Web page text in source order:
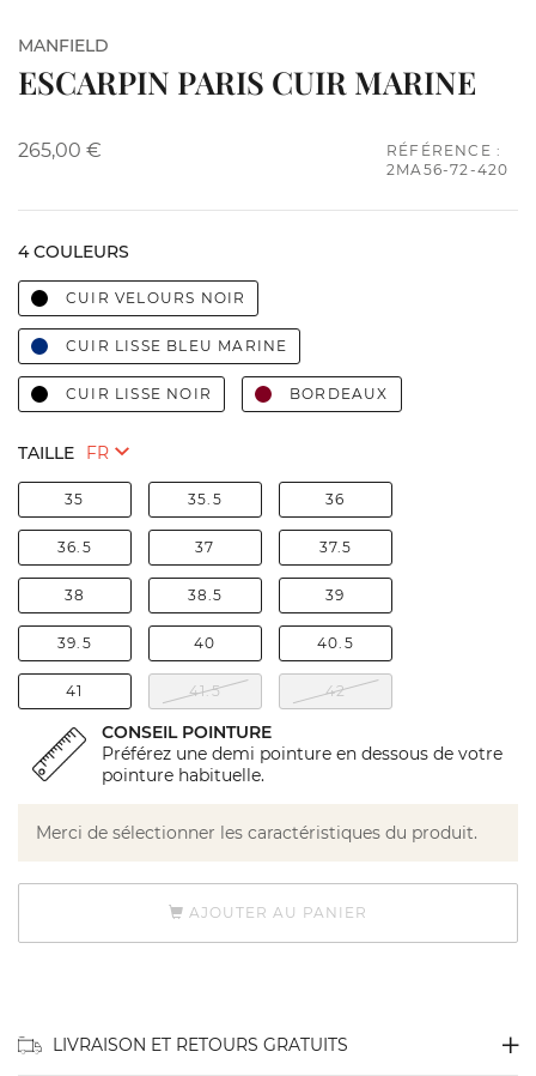
MANFIELD
ESCARPIN PARIS CUIR MARINE
265,00 €
RÉFÉRENCE :
2MA56-72-420
4 COULEURS
CUIR VELOURS NOIR
CUIR LISSE BLEU MARINE
CUIR LISSE NOIR BORDEAUX
TAILLE
35 35.5 36
36.5 37 37.5
38 38.5 39
39.5 40 40.5
41 41.5 42
CONSEIL POINTURE
Préférez une demi pointure en dessous de votre
pointure habituelle.
Merci de sélectionner les caractéristiques du produit.
AJOUTER AU PANIER
LIVRAISON ET RETOURS GRATUITS